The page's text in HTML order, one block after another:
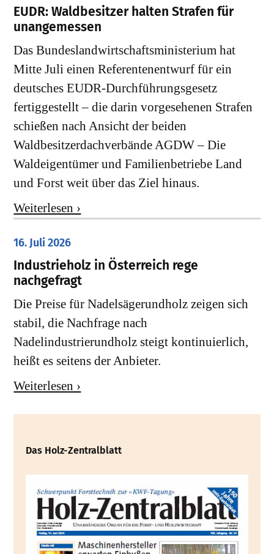
EUDR: Waldbesitzer halten Strafen für
unangemessen
Das Bundeslandwirtschaftsministerium hat
Mitte Juli einen Referentenentwurf für ein
deutsches EUDR-Durchführungsgesetz
fertiggestellt – die darin vorgesehenen Strafen
schießen nach Ansicht der beiden
Waldbesitzerdachverbände AGDW – Die
Waldeigentümer und Familienbetriebe Land
und Forst weit über das Ziel hinaus.
Weiterlesen ›
16. Juli 2026
Industrieholz in Österreich rege
nachgefragt
Die Preise für Nadelsägerundholz zeigen sich
stabil, die Nachfrage nach
Nadelindustrierundholz steigt kontinuierlich,
heißt es seitens der Anbieter.
Weiterlesen ›
Das Holz-Zentralblatt